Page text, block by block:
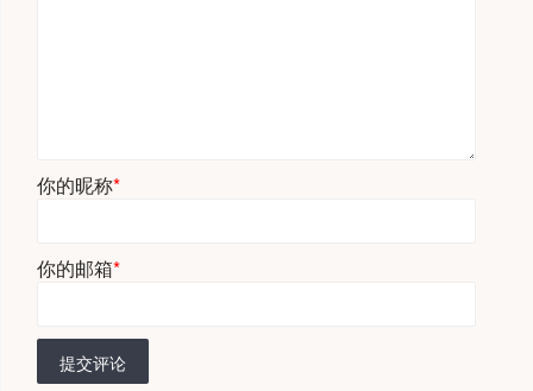
你的昵称*
你的邮箱*
提交评论